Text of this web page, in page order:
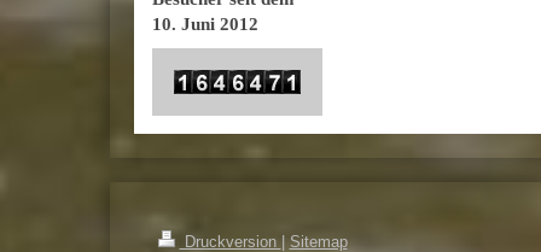
10. Juni 2012
Druckversion
Sitemap